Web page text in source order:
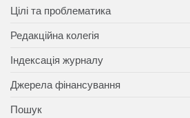
Цілі та проблематика
Редакційна колегія
Індексація журналу
Джерела фінансування
Пошук